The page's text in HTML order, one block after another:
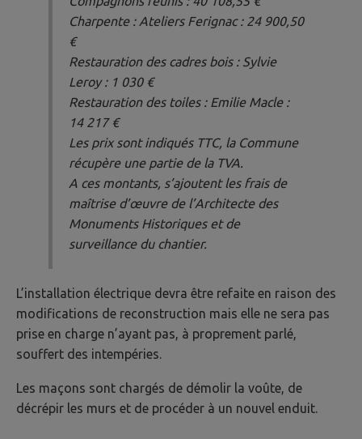
Charpente : Ateliers Ferignac : 24 900,50
€
Restauration des cadres bois : Sylvie
Leroy : 1 030 €
Restauration des toiles : Emilie Macle :
14 217 €
Les prix sont indiqués TTC, la Commune
récupère une partie de la TVA.
A ces montants, s’ajoutent les frais de
maîtrise d’œuvre de l’Architecte des
Monuments Historiques et de
surveillance du chantier.
L’installation électrique devra être refaite en raison des
modifications de reconstruction mais elle ne sera pas
prise en charge n’ayant pas, à proprement parlé,
souffert des intempéries.
Les maçons sont chargés de démolir la voûte, de
décrépir les murs et de procéder à un nouvel enduit.